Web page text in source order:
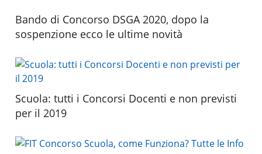
Bando di Concorso DSGA 2020, dopo la
sospenzione ecco le ultime novità
Scuola: tutti i Concorsi Docenti e non previsti
per il 2019